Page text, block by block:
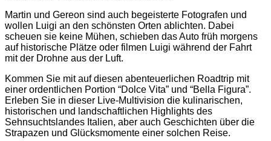
Martin und Gereon sind auch begeisterte Fotografen und
wollen Luigi an den schönsten Orten ablichten. Dabei
scheuen sie keine Mühen, schieben das Auto früh morgens
auf historische Plätze oder filmen Luigi während der Fahrt
mit der Drohne aus der Luft.
Kommen Sie mit auf diesen abenteuerlichen Roadtrip mit
einer ordentlichen Portion “Dolce Vita” und “Bella Figura”.
Erleben Sie in dieser Live-Multivision die kulinarischen,
historischen und landschaftlichen Highlights des
Sehnsuchtslandes Italien, aber auch Geschichten über die
Strapazen und Glücksmomente einer solchen Reise.